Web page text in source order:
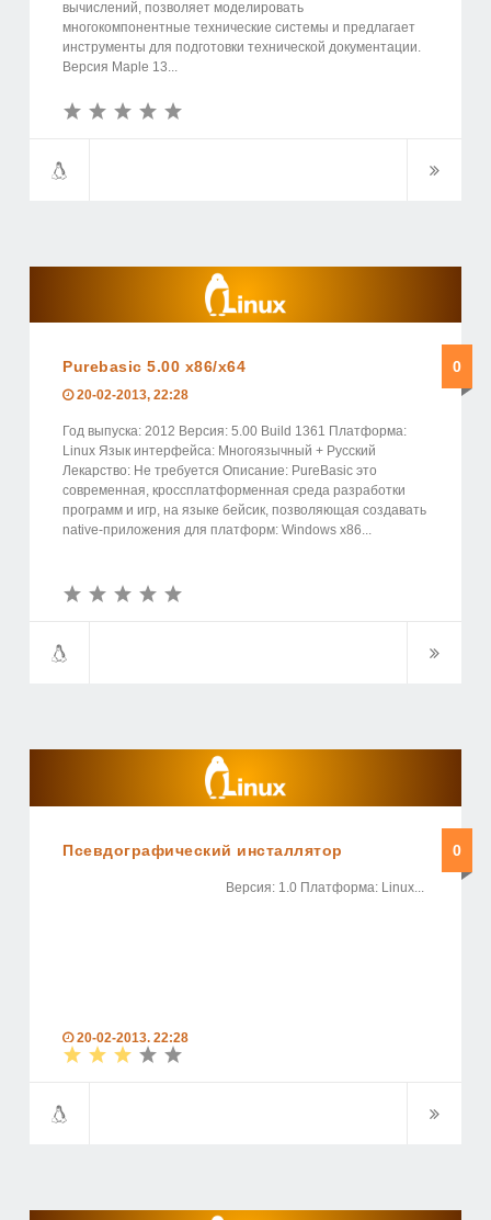
вычислений, позволяет моделировать
многокомпонентные технические системы и предлагает
инструменты для подготовки технической документации.
Версия Maple 13...
Purebasic 5.00 x86/x64 0
20-02-2013, 22:28
Год выпуска: 2012 Версия: 5.00 Build 1361 Платформа:
Linux Язык интерфейса: Многоязычный + Русский
Лекарство: Не требуется Описание: PureBasic это
современная, кроссплатформенная среда разработки
программ и игр, на языке бейсик, позволяющая создавать
native-приложения для платформ: Windоws x86...
Псевдографический инсталлятор 0
20-02-2013, 22:28
Версия: 1.0 Платформа: Linux...